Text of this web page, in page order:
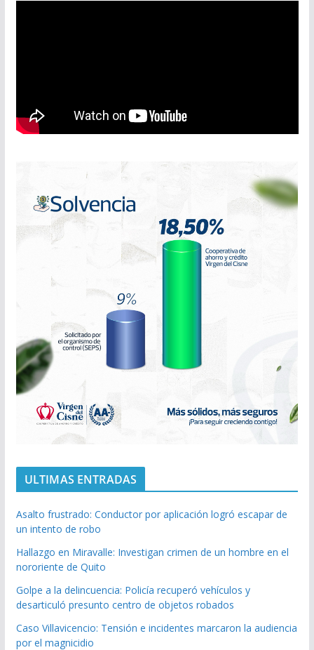
ULTIMAS ENTRADAS
Asalto frustrado: Conductor por aplicación logró escapar de
un intento de robo
Hallazgo en Miravalle: Investigan crimen de un hombre en el
nororiente de Quito
Golpe a la delincuencia: Policía recuperó vehículos y
desarticuló presunto centro de objetos robados
Caso Villavicencio: Tensión e incidentes marcaron la audiencia
por el magnicidio